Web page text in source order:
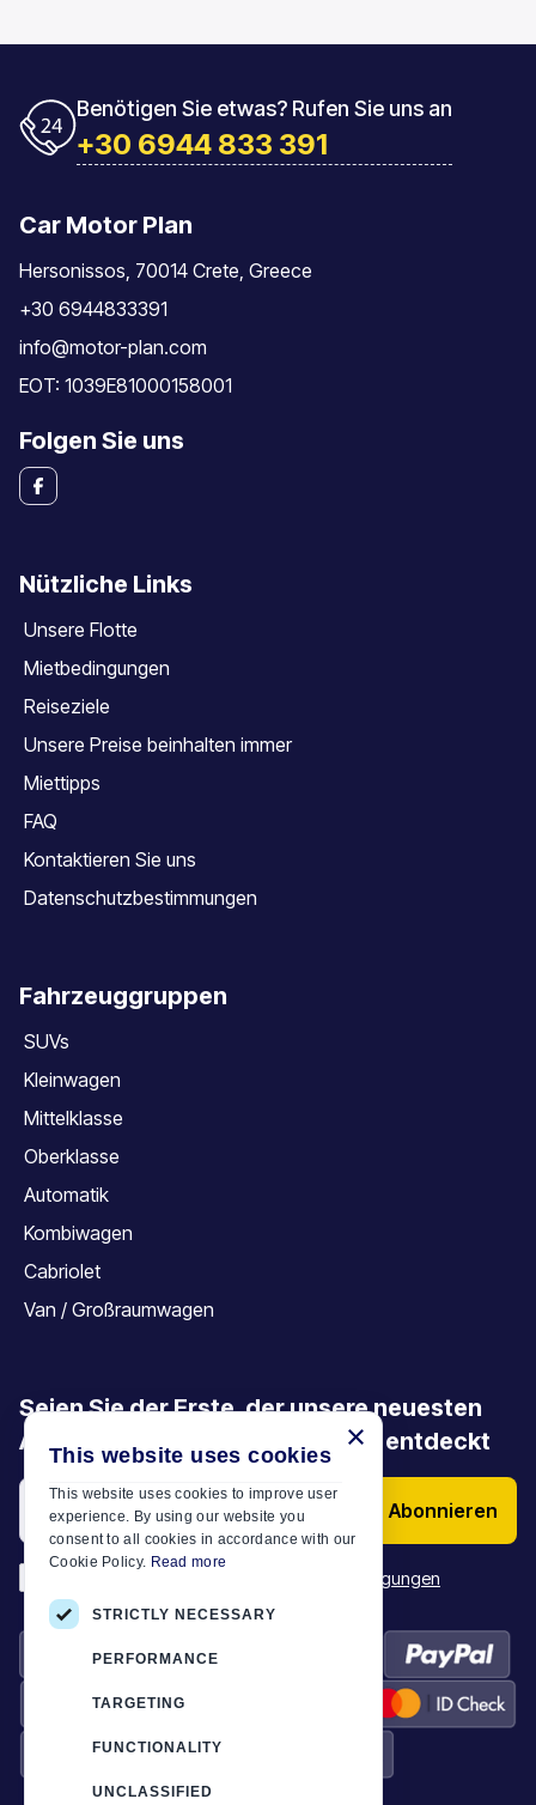
Benötigen Sie etwas? Rufen Sie uns an
+30 6944 833 391
Car Motor Plan
Hersonissos, 70014 Crete, Greece
+30 6944833391
info@motor-plan.com
EOT: 1039E81000158001
Folgen Sie uns
Nützliche Links
Unsere Flotte
Mietbedingungen
Reiseziele
Unsere Preise beinhalten immer
Miettipps
FAQ
Kontaktieren Sie uns
Datenschutzbestimmungen
Fahrzeuggruppen
SUVs
Kleinwagen
Mittelklasse
Oberklasse
Automatik
Kombiwagen
Cabriolet
Van / Großraumwagen
Seien Sie der Erste, der unsere neuesten
Angebote, Aktionen und Artikel entdeckt
Abonnieren
Allgemeinen Geschäftsbedingungen
×
This website uses cookies
This website uses cookies to improve user
experience. By using our website you
consent to all cookies in accordance with our
Cookie Policy. Read more
STRICTLY NECESSARY
PERFORMANCE
TARGETING
FUNCTIONALITY
UNCLASSIFIED